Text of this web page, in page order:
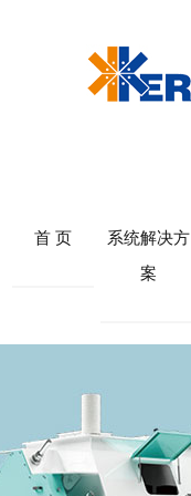
首 页
系统解决方
案